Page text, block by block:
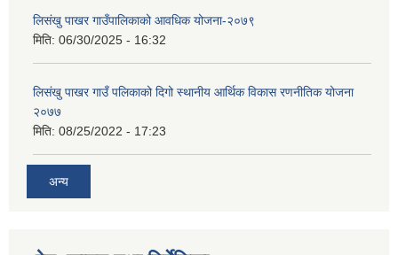
लिसंखु पाखर गाउँपालिकाको आवधिक योजना-२०७९
मिति: 06/30/2025 - 16:32
लिसंखु पाखर गाउँ पलिकाको दिगो स्थानीय आर्थिक विकास रणनीतिक योजना
२०७७
मिति: 08/25/2022 - 17:23
अन्य